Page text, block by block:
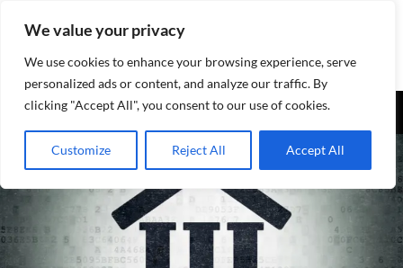
We value your privacy
We use cookies to enhance your browsing experience, serve
personalized ads or content, and analyze our traffic. By
clicking "Accept All", you consent to our use of cookies.
Customize Reject All Accept All
Assurances-sociales.info
Recherche